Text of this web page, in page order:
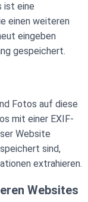
ist eine
einen weiteren
eingeben
gespeichert.
Fotos auf diese
mit einer EXIF-
Website
sind,
extrahieren.
Websites